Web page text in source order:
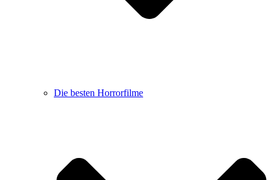
Die besten Horrorfilme